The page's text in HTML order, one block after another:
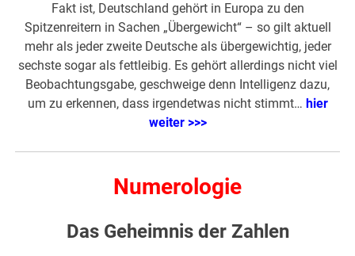
Fakt ist, Deutschland gehört in Europa zu den
Spitzenreitern in Sachen „Übergewicht“ – so gilt aktuell
mehr als jeder zweite Deutsche als übergewichtig, jeder
sechste sogar als fettleibig. Es gehört allerdings nicht viel
Beobachtungsgabe, geschweige denn Intelligenz dazu,
um zu erkennen, dass irgendetwas nicht stimmt… hier
weiter >>>
Numerologie
Das Geheimnis der Zahlen